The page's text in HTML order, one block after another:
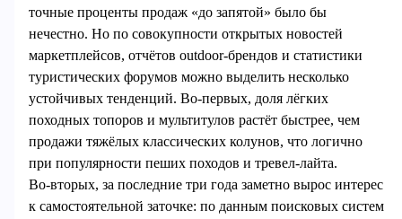
точные проценты продаж «до запятой» было бы
нечестно. Но по совокупности открытых новостей
маркетплейсов, отчётов outdoor‑брендов и статистики
туристических форумов можно выделить несколько
устойчивых тенденций. Во‑первых, доля лёгких
походных топоров и мультитулов растёт быстрее, чем
продажи тяжёлых классических колунов, что логично
при популярности пеших походов и тревел‑лайта.
Во‑вторых, за последние три года заметно вырос интерес
к самостоятельной заточке: по данным поисковых систем